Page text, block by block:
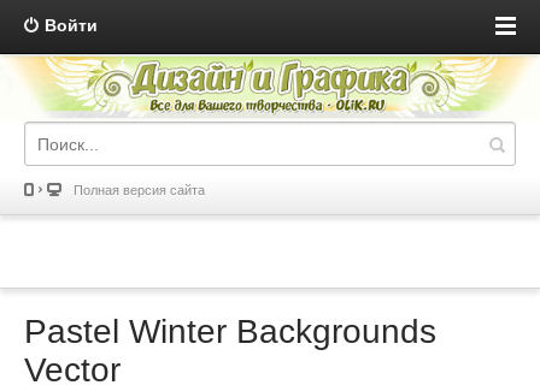
Войти
Полная версия сайта
Pastel Winter Backgrounds
Vector